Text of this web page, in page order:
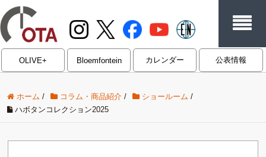
OLIVE+ Bloemfontein カレンダー 公表情報
ホーム / コラム・商品紹介 / ショールーム /
ハボタンコレクション2025